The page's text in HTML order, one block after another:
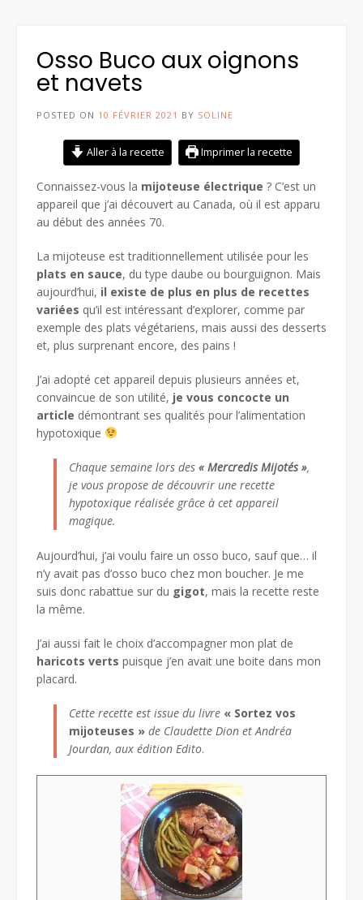
Osso Buco aux oignons
et navets
POSTED ON 10 FÉVRIER 2021 BY SOLINE
Aller à la recette Imprimer la recette
Connaissez-vous la mijoteuse électrique ? C’est un
appareil que j’ai découvert au Canada, où il est apparu
au début des années 70.
La mijoteuse est traditionnellement utilisée pour les
plats en sauce, du type daube ou bourguignon. Mais
aujourd’hui, il existe de plus en plus de recettes
variées qu’il est intéressant d’explorer, comme par
exemple des plats végétariens, mais aussi des desserts
et, plus surprenant encore, des pains !
J’ai adopté cet appareil depuis plusieurs années et,
convaincue de son utilité, je vous concocte un
article démontrant ses qualités pour l’alimentation
hypotoxique
Chaque semaine lors des « Mercredis Mijotés »,
je vous propose de découvrir une recette
hypotoxique réalisée grâce à cet appareil
magique.
Aujourd’hui, j’ai voulu faire un osso buco, sauf que… il
n’y avait pas d’osso buco chez mon boucher. Je me
suis donc rabattue sur du gigot, mais la recette reste
la même.
J’ai aussi fait le choix d’accompagner mon plat de
haricots verts puisque j’en avait une boite dans mon
placard.
Cette recette est issue du livre « Sortez vos
mijoteuses » de Claudette Dion et Andréa
Jourdan, aux édition Edito.